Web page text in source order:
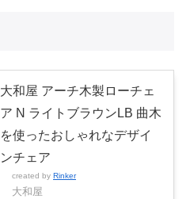
大和屋 アーチ木製ローチェ
ア N ライトブラウンLB 曲木
を使ったおしゃれなデザイ
ンチェア
created by Rinker
大和屋